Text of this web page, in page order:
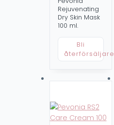
Rejuvenating
Dry Skin Mask
100 ml.
Bli
återförsäljare